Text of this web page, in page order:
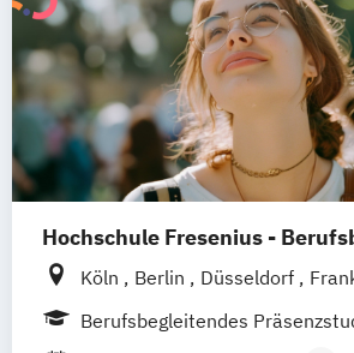
Hochschule Fresenius -
Köln Berlin Düsseldorf
Hamburg
Idstein München
Berufsbegleitendes